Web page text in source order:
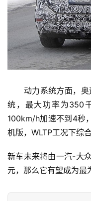
旅
快
报
专
栏
登录
动力系统方面，奥
统，最大功率为350
100km/h加速不到4秒
机版，WLTP工况下综
新车未来将由一汽-大
元，那么它有望成为最